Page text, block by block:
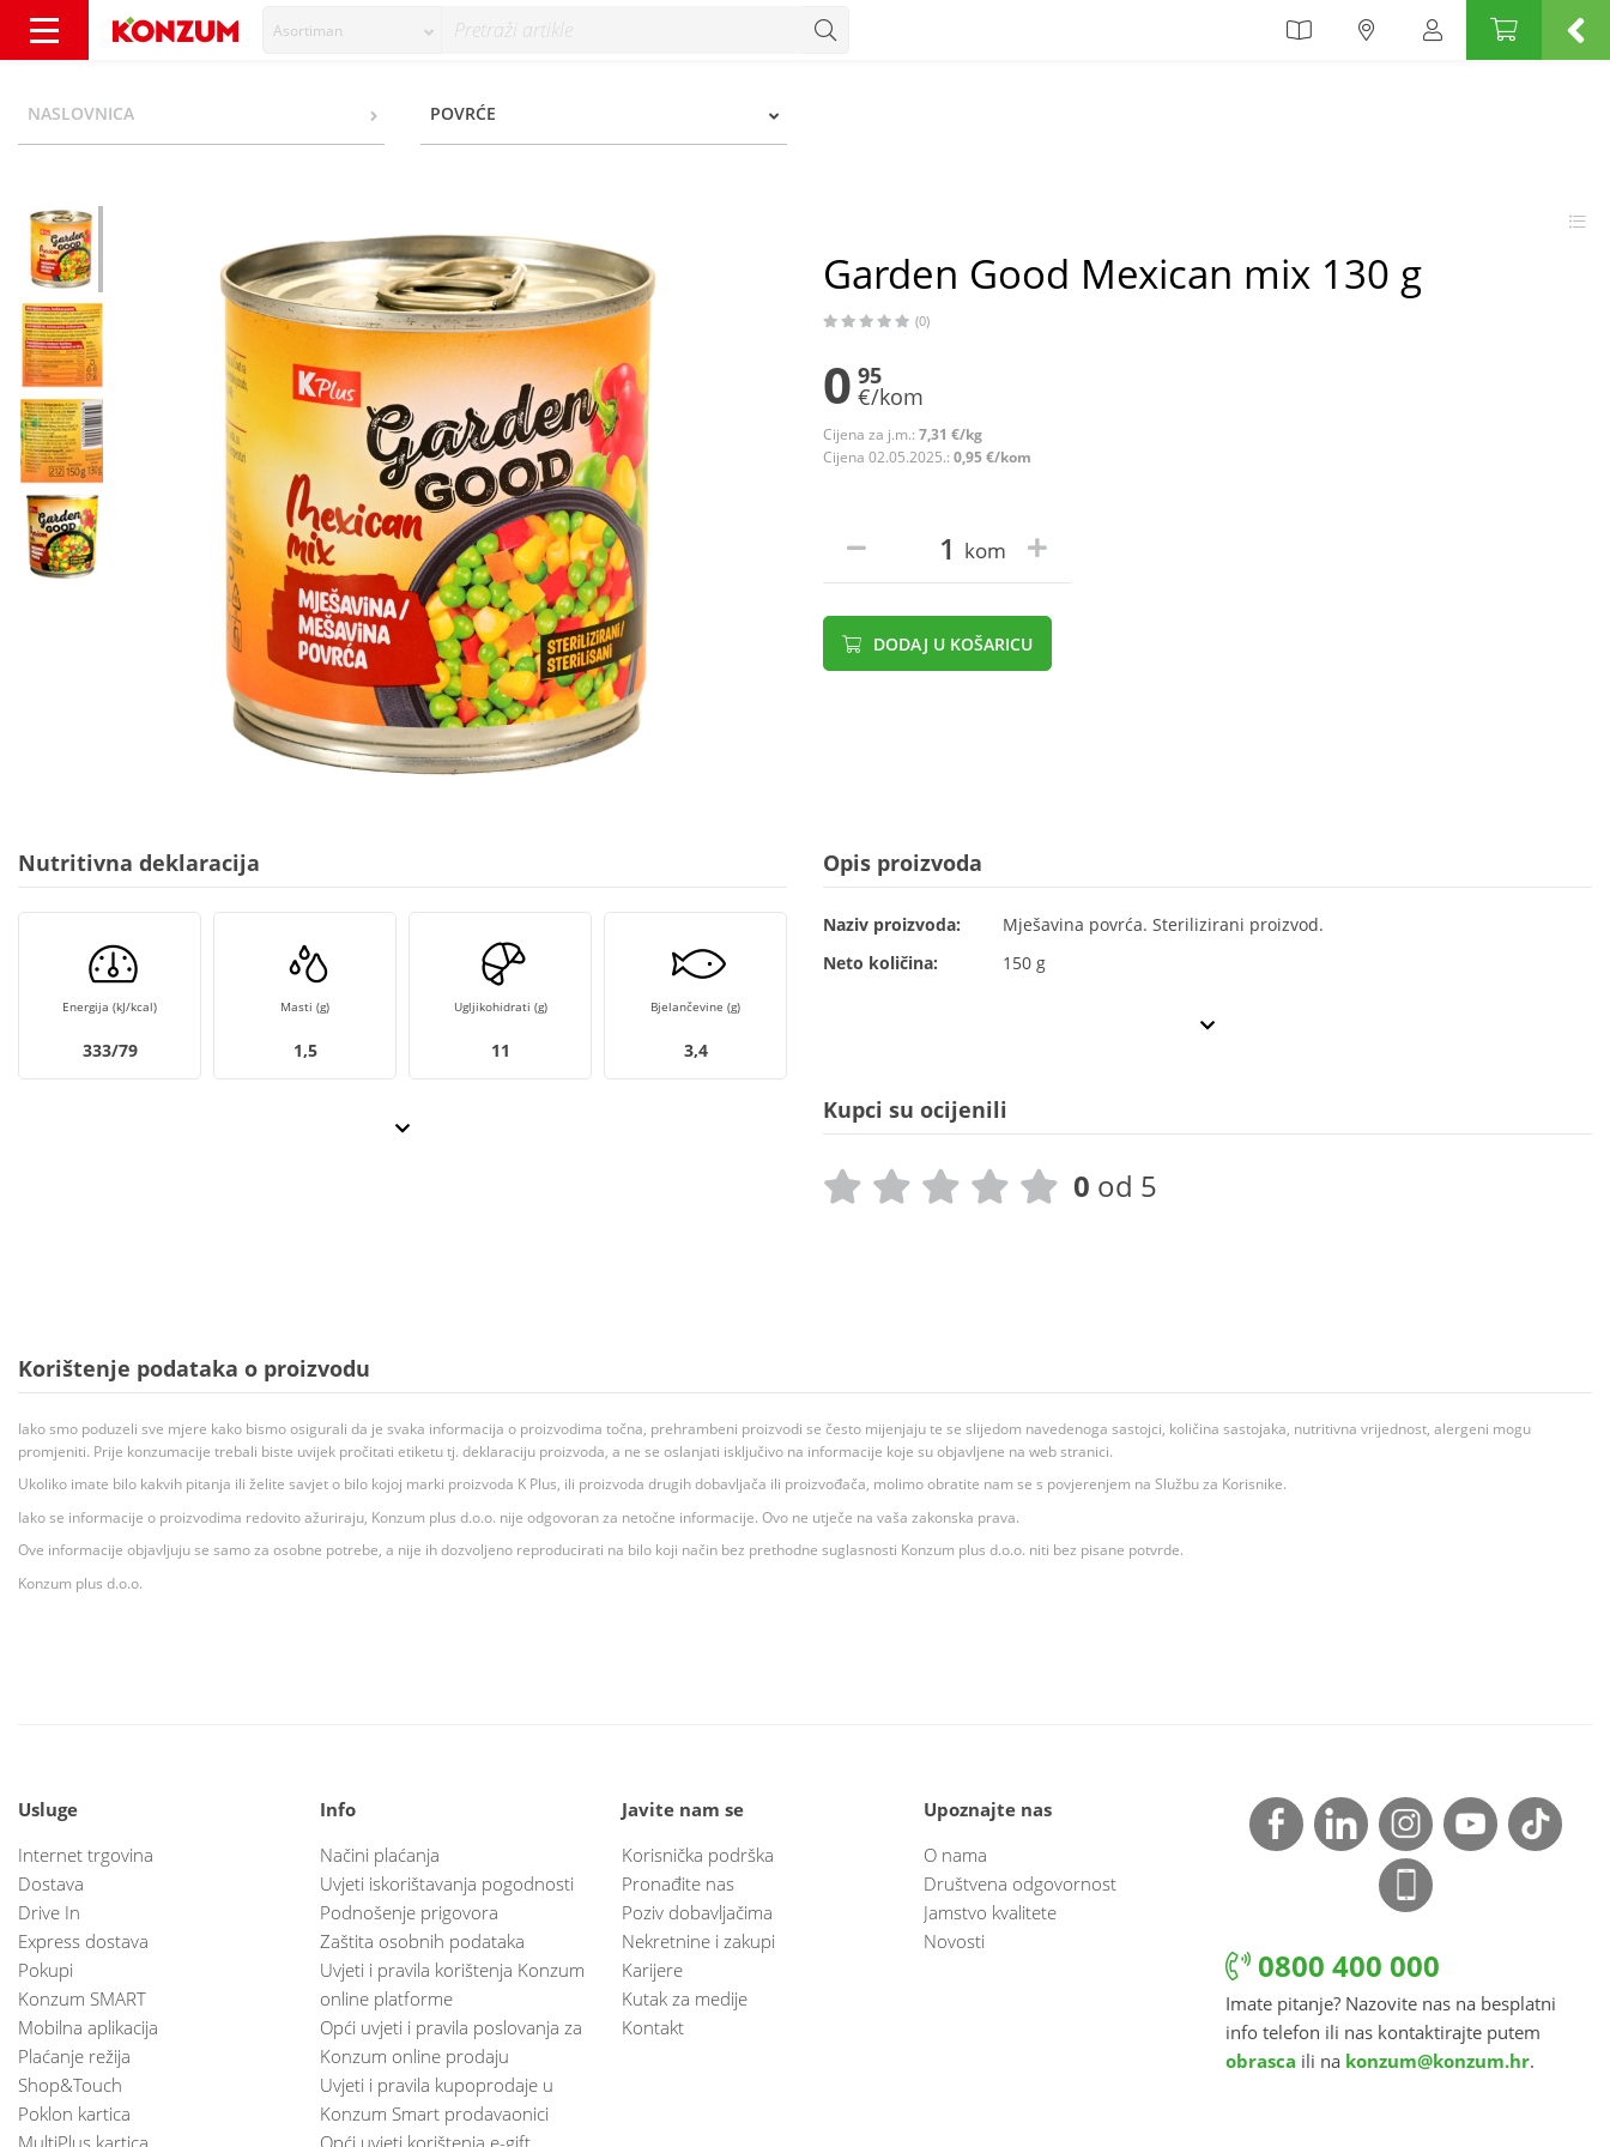
Asortiman
NASLOVNICA POVRĆE
Garden Good Mexican mix 130 g
(0)
0 95
€/kom
Cijena za j.m.: 7,31 €/kg
Cijena 02.05.2025.: 0,95 €/kom
kom
DODAJ U KOŠARICU
Nutritivna deklaracija
Energija (kJ/kcal)
333/79
Masti (g)
1,5
Ugljikohidrati (g)
11
Bjelančevine (g)
3,4
Opis proizvoda
Naziv proizvoda:
Mješavina povrća. Sterilizirani proizvod.
Neto količina:
150 g
Kupci su ocijenili
0 od 5
Korištenje podataka o proizvodu
Iako smo poduzeli sve mjere kako bismo osigurali da je svaka informacija o proizvodima točna, prehrambeni proizvodi se često mijenjaju te se slijedom navedenoga sastojci, količina sastojaka, nutritivna vrijednost, alergeni mogu
promjeniti. Prije konzumacije trebali biste uvijek pročitati etiketu tj. deklaraciju proizvoda, a ne se oslanjati isključivo na informacije koje su objavljene na web stranici.
Ukoliko imate bilo kakvih pitanja ili želite savjet o bilo kojoj marki proizvoda K Plus, ili proizvoda drugih dobavljača ili proizvođača, molimo obratite nam se s povjerenjem na Službu za Korisnike.
Iako se informacije o proizvodima redovito ažuriraju, Konzum plus d.o.o. nije odgovoran za netočne informacije. Ovo ne utječe na vaša zakonska prava.
Ove informacije objavljuju se samo za osobne potrebe, a nije ih dozvoljeno reproducirati na bilo koji način bez prethodne suglasnosti Konzum plus d.o.o. niti bez pisane potvrde.
Konzum plus d.o.o.
Usluge
Internet trgovina
Dostava
Drive In
Express dostava
Pokupi
Konzum SMART
Mobilna aplikacija
Plaćanje režija
Shop&Touch
Poklon kartica
MultiPlus kartica
Info
Načini plaćanja
Uvjeti iskorištavanja pogodnosti
Podnošenje prigovora
Zaštita osobnih podataka
Uvjeti i pravila korištenja Konzum
online platforme
Opći uvjeti i pravila poslovanja za
Konzum online prodaju
Uvjeti i pravila kupoprodaje u
Konzum Smart prodavaonici
Opći uvjeti korištenja e-gift
Javite nam se
Korisnička podrška
Pronađite nas
Poziv dobavljačima
Nekretnine i zakupi
Karijere
Kutak za medije
Kontakt
Upoznajte nas
O nama
Društvena odgovornost
Jamstvo kvalitete
Novosti
0800 400 000
Imate pitanje? Nazovite nas na besplatni
info telefon ili nas kontaktirajte putem
obrasca ili na konzum@konzum.hr.